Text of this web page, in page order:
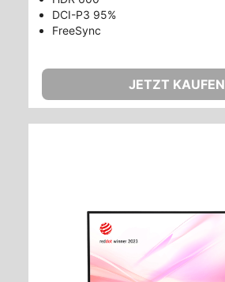
DCI-P3 95%
FreeSync
JETZT KAUFEN